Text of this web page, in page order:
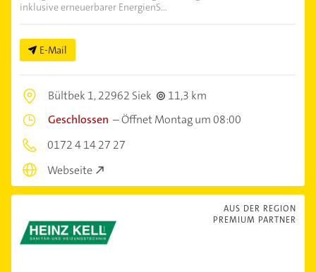
inklusive erneuerbarer EnergienS...
E-Mail
Bültbek 1,22962 Siek
11,3 km
Geschlossen –Öffnet Montag um 08:00
0172 4 14 27 27
Webseite
AUS DER REGION
PREMIUM PARTNER